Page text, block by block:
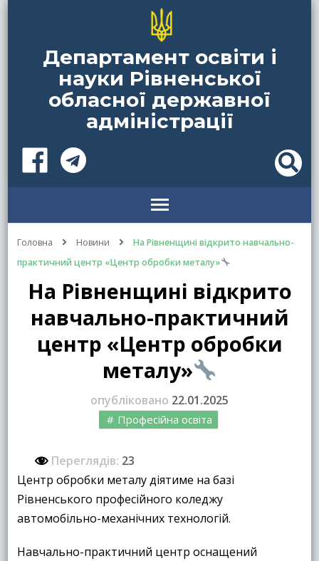
Департамент освіти і
науки Рівненської
обласної державної
адміністрації
Головна Новини
На Рівненщині відкрито навчально-
практичний центр «Центр обробки металу»
На Рівненщині відкрито
навчально-практичний
центр «Центр обробки
металу»
опубліковано 22.01.2025
Професійна освіта
Переглядів: 23
Центр обробки металу діятиме на базі
Рівненського професійного коледжу
автомобільно-механічних технологій.
Навчально-практичний центр оснащений